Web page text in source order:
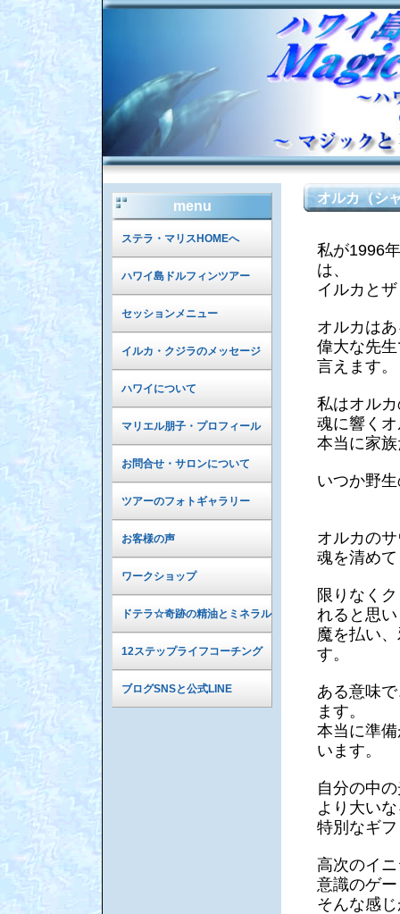
オルカ（シ
私が1996
は、
イルカと
オルカは
偉大な先
言えます。
私はオル
魂に響く
本当に家
いつか野
オルカの
魂を清め
限りなく
れると思
魔を払い
す。
ある意味
ます。
本当に準
います。
自分の中
より大い
特別なギ
高次のイ
意識のゲ
そんな感
menu
ステラ・マリスHOMEへ
ハワイ島ドルフィンツアー
セッションメニュー
イルカ・クジラのメッセージ
ハワイについて
マリエル朋子・プロフィール
お問合せ・サロンについて
ツアーのフォトギャラリー
お客様の声
ワークショップ
ドテラ☆奇跡の精油とミネラル
12ステップライフコーチング
ブログSNSと公式LINE